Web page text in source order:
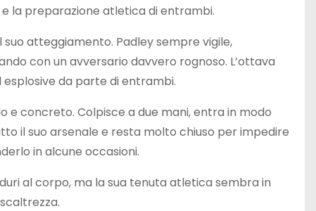
la preparazione atletica di entrambi.
atteggiamento. Padley sempre vigile,
con un avversario davvero rognoso. L’ottava
da parte di entrambi.
e concreto. Colpisce a due mani, entra in modo
il suo arsenale e resta molto chiuso per impedire
in alcune occasioni.
al corpo, ma la sua tenuta atletica sembra in